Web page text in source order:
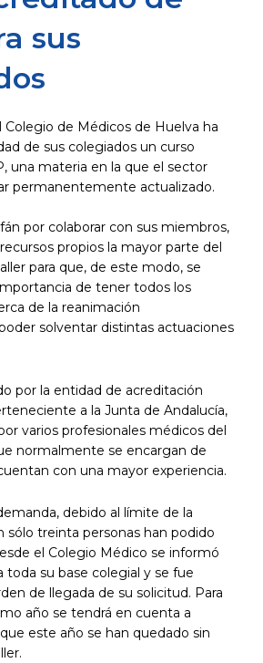
sus
Colegio de Médicos de Huelva ha
de sus colegiados un curso
una materia en la que el sector
permanentemente actualizado.
por colaborar con sus miembros,
propios la mayor parte del
para que, de este modo, se
de tener todos los
de la reanimación
solventar distintas actuaciones
por la entidad de acreditación
a la Junta de Andalucía,
varios profesionales médicos del
normalmente se encargan de
con una mayor experiencia.
debido al límite de la
sólo treinta personas han podido
el Colegio Médico se informó
toda su base colegial y se fue
de llegada de su solicitud. Para
año se tendrá en cuenta a
este año se han quedado sin